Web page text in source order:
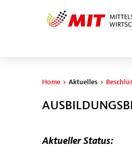
Sie sind hier
Home > Aktuelles >
Aktueller Status: